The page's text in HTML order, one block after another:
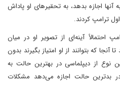
آنها اجازه بدهد، به تحقیرهای او پاداش
ترامپ کردند.
احتمالاً آینه‌ای از تصویر او در میان
که بتوانند از او امتیاز بگیرند بدون
نوع از دیپلماسی در بهترین حالت به
بدترین حالت اجازه می‌دهد مشکلات